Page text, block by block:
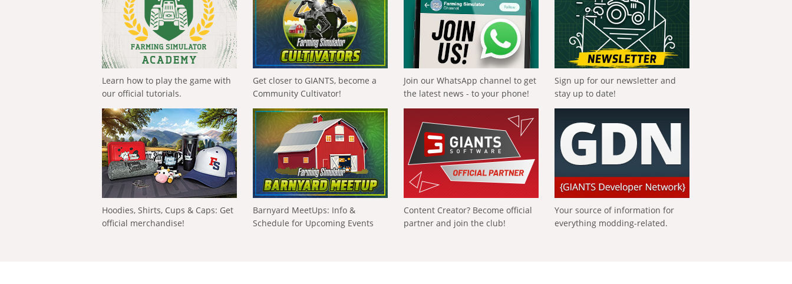
Learn how to play the game with
our official tutorials.
Get closer to GIANTS, become a
Community Cultivator!
Join our WhatsApp channel to get
the latest news - to your phone!
Sign up for our newsletter and
stay up to date!
Hoodies, Shirts, Cups & Caps: Get
official merchandise!
Barnyard MeetUps: Info &
Schedule for Upcoming Events
Content Creator? Become official
partner and join the club!
Your source of information for
everything modding-related.